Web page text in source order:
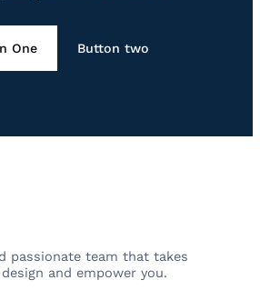
One Button two
passionate team that takes
and empower you.